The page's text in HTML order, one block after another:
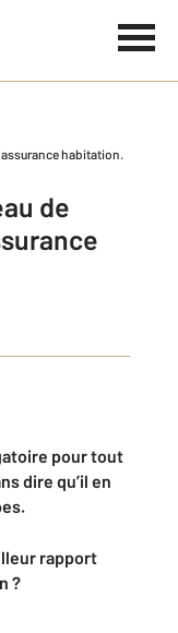
habitation.
de
pour tout
dire qu’il en
rapport
?